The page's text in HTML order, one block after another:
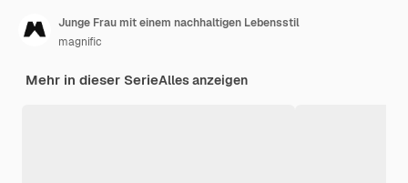
Junge Frau mit einem nachhaltigen Lebensstil
magnific
Mehr in dieser SerieAlles anzeigen